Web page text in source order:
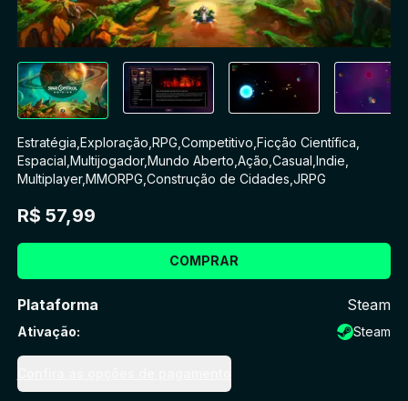
Estratégia Exploração RPG Competitivo Ficção Científica
Espacial Multijogador,Mundo Aberto Ação Casual Indie
Multiplayer,MMORPG Construção de Cidades JRPG
R$ 57,99
COMPRAR
Plataforma Steam
Ativação: Steam